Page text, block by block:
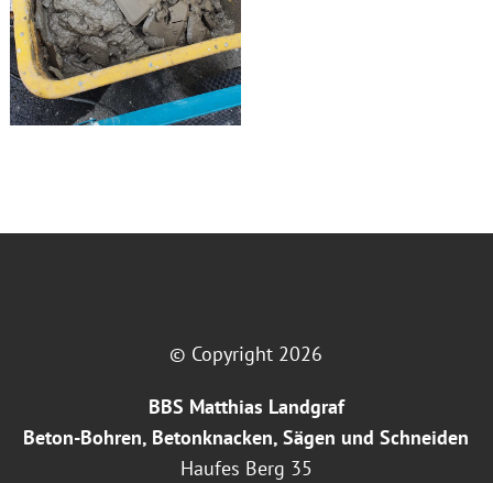
© Copyright 2026
BBS Matthias Landgraf
Beton-Bohren, Betonknacken, Sägen und Schneiden
Haufes Berg 35